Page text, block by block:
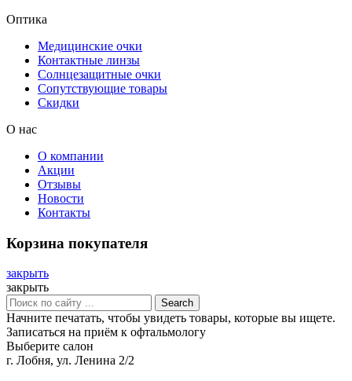
Оптика
Медицинские очки
Контактные линзы
Солнцезащитные очки
Сопутствующие товары
Скидки
О нас
О компании
Акции
Отзывы
Новости
Контакты
Корзина покупателя
закрыть
закрыть
Search
Начните печатать, чтобы увидеть товары, которые вы ищете.
Записаться на приём к офтальмологу
Выберите салон
г. Лобня, ул. Ленина 2/2